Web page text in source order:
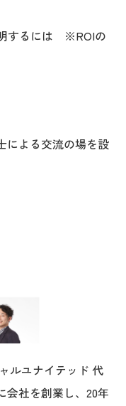
明するには ※ROIの
による交流の場を設
ルユナイテッド 代
会社を創業し、20年